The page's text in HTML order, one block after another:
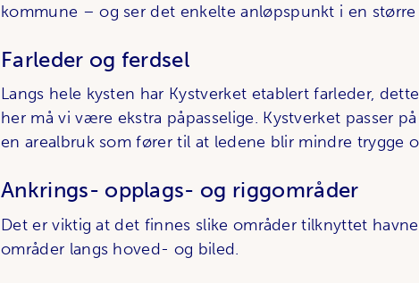
kommune – og ser det enkelte anløpspunkt i en større
Farleder og ferdsel
Langs hele kysten har Kystverket etablert farleder,
her må vi være ekstra påpasselige. Kystverket passer
en arealbruk som fører til at ledene blir mindre trygge
Ankrings- opplags- og riggområder
Det er viktig at det finnes slike områder tilknyttet
områder langs hoved- og biled.